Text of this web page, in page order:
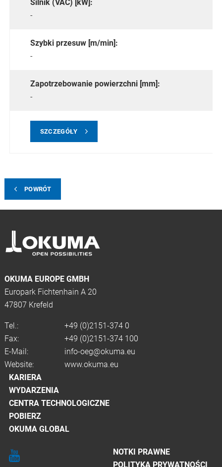
Silnik (VAC) [kW]:
-
Szybki przesuw [m/min]:
-
Zapotrzebowanie powierzchni [mm]:
-
SZCZEGÓŁY
POWRÓT
OKUMA EUROPE GMBH
Europark Fichtenhain A 20
47807 Krefeld
Tel.:
+49 (0)2151-374 0
Fax:
+49 (0)2151-374 100
E-Mail:
info-oeg@okuma.eu
Website:
www.okuma.eu
KARIERA
WYDARZENIA
CENTRA TECHNOLOGICZNE
POBIERZ
OKUMA GLOBAL
NOTKI PRAWNE
POLITYKA PRYWATNOŚCI